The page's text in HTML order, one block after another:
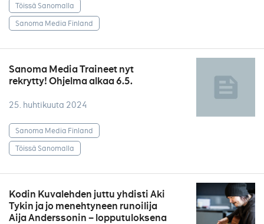
Töissä Sanomalla
Sanoma Media Finland
Sanoma Media Traineet nyt
rekrytty! Ohjelma alkaa 6.5.
25. huhtikuuta 2024
Sanoma Media Finland
Töissä Sanomalla
Kodin Kuvalehden juttu yhdisti Aki
Tykin ja jo menehtyneen runoilija
Aija Anderssonin – lopputuloksena